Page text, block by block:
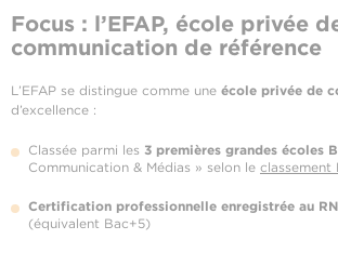
Focus : l’EFAP, école privée
communication de référence
L’EFAP se distingue comme une école privée de
d’excellence :
Classée parmi les 3 premières grandes écoles
Communication & Médias » selon le classement
Certification professionnelle enregistrée au
(équivalent Bac+5)